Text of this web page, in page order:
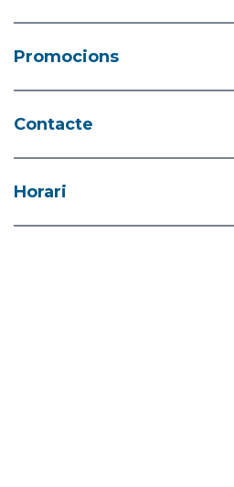
Promocions
Contacte
Horari